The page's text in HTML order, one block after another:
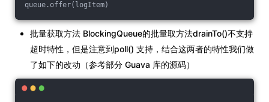
queue.offer(logItem)
批量获取方法 BlockingQueue的批量取方法drainTo()不支持
超时特性，但是注意到poll() 支持，结合这两者的特性我们做
了如下的改动（参考部分 Guava 库的源码）